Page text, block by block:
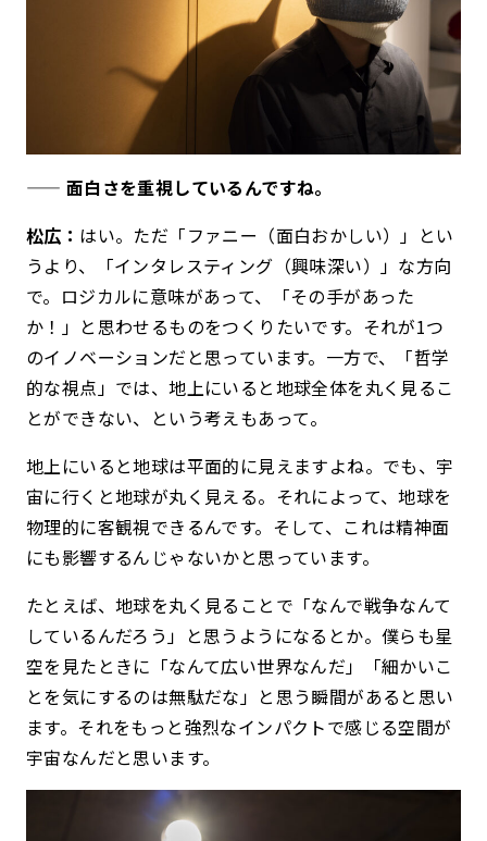
—— 面白さを重視しているんですね。
松広： はい。ただ「ファニー（面白おかしい）」とい
うより、「インタレスティング（興味深い）」な方向
で。ロジカルに意味があって、「その手があった
か！」と思わせるものをつくりたいです。それが1つ
のイノベーションだと思っています。一方で、「哲学
的な視点」では、地上にいると地球全体を丸く見るこ
とができない、という考えもあって。
地上にいると地球は平面的に見えますよね。でも、宇
宙に行くと地球が丸く見える。それによって、地球を
物理的に客観視できるんです。そして、これは精神面
にも影響するんじゃないかと思っています。
たとえば、地球を丸く見ることで「なんで戦争なんて
しているんだろう」と思うようになるとか。僕らも星
空を見たときに「なんて広い世界なんだ」「細かいこ
とを気にするのは無駄だな」と思う瞬間があると思い
ます。それをもっと強烈なインパクトで感じる空間が
宇宙なんだと思います。